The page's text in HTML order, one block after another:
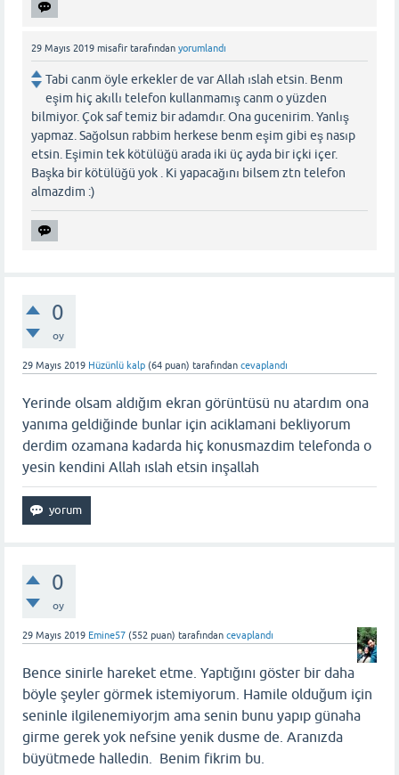
29 Mayıs 2019 misafir tarafından yorumlandı
Tabi canm öyle erkekler de var Allah ıslah etsin. Benm
eşim hiç akıllı telefon kullanmamış canm o yüzden
bilmiyor. Çok saf temiz bir adamdır. Ona gucenirim. Yanlış
yapmaz. Sağolsun rabbim herkese benm eşim gibi eş nasıp
etsin. Eşimin tek kötülüğü arada iki üç ayda bir içki içer.
Başka bir kötülüğü yok . Ki yapacağını bilsem ztn telefon
almazdim :)
0
oy
29 Mayıs 2019 Hüzünlü kalp (64 puan) tarafından cevaplandı
Yerinde olsam aldığım ekran görüntüsü nu atardım ona
yanıma geldiğinde bunlar için aciklamani bekliyorum
derdim ozamana kadarda hiç konusmazdim telefonda o
yesin kendini Allah ıslah etsin inşallah
0
oy
29 Mayıs 2019 Emine57 (552 puan) tarafından cevaplandı
Bence sinirle hareket etme. Yaptığını göster bir daha
böyle şeyler görmek istemiyorum. Hamile olduğum için
seninle ilgilenemiyorjm ama senin bunu yapıp günaha
girme gerek yok nefsine yenik dusme de. Aranızda
büyütmede halledin. Benim fikrim bu.